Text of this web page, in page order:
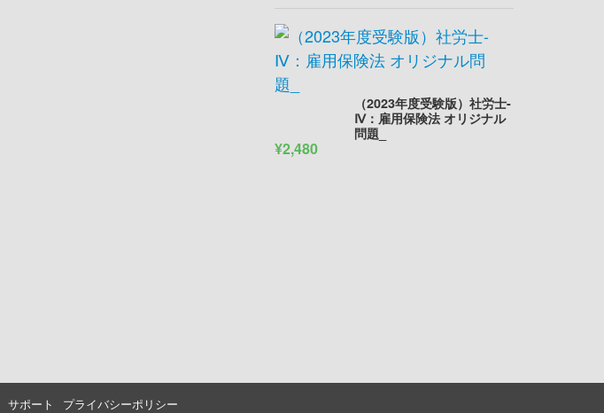
（2023年度受験版）社労士-
Ⅳ：雇用保険法 オリジナル
問題_
¥2,480
サポート プライバシーポリシー